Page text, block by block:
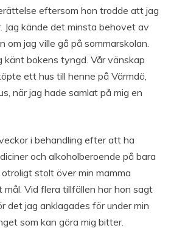
eftersom hon trodde att jag
Jag kände det minsta behovet av
om jag ville gå på sommarskolan.
känt bokens tyngd. Vår vänskap
ett hus till henne på Värmdö,
när jag hade samlat på mig en
i behandling efter att ha
och alkoholberoende på bara
stolt över min mamma
Vid flera tillfällen har hon sagt
det jag anklagades för under min
som kan göra mig bitter.